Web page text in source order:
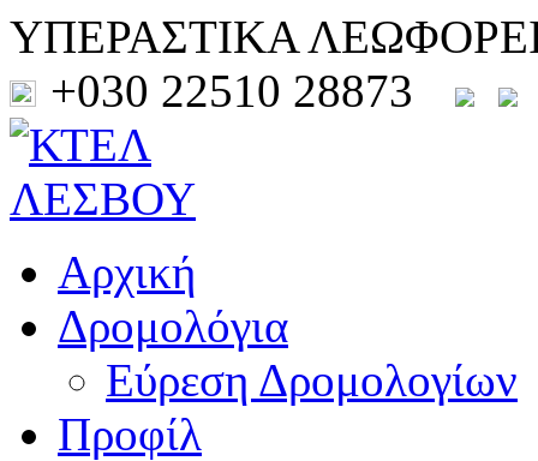
ΥΠΕΡΑΣΤΙΚΑ
+030 22510 28873
Αρχική
Δρομολόγια
Εύρεση Δρομολογίων
Προφίλ